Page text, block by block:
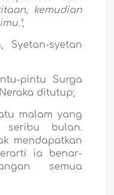
kemudian
;
Syetan-syetan
pintu Surga
ditutup;
malam yang
bulan.
mendapatkan
ia benar-
semua